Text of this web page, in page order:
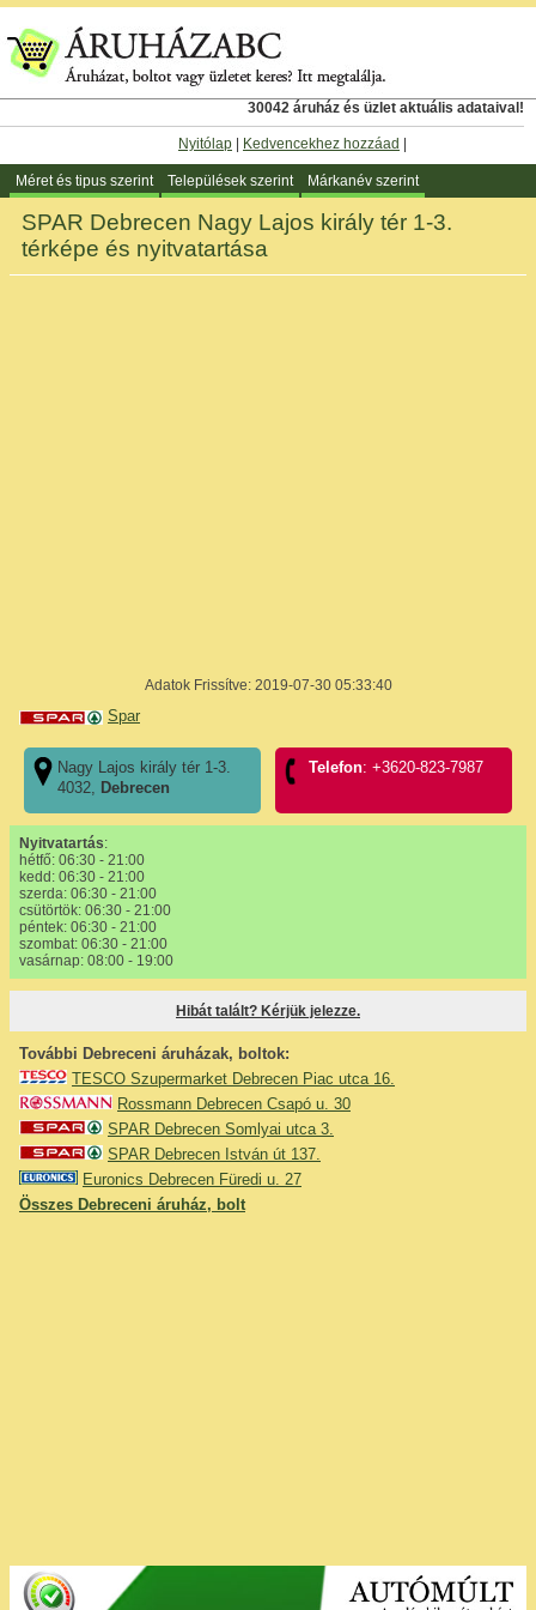
30042 áruház és üzlet aktuális adataival!
Nyitólap Kedvencekhez hozzáad
Méret és tipus szerint Települések szerint Márkanév szerint
SPAR Debrecen Nagy Lajos király tér 1-3.
térképe és nyitvatartása
Adatok Frissítve: 2019-07-30 05:33:40
Spar
Nagy Lajos király tér 1-3.
4032, Debrecen
Telefon: +3620-823-7987
Nyitvatartás:
hétfő: 06:30 - 21:00
kedd: 06:30 - 21:00
szerda: 06:30 - 21:00
csütörtök: 06:30 - 21:00
péntek: 06:30 - 21:00
szombat: 06:30 - 21:00
vasárnap: 08:00 - 19:00
Hibát talált? Kérjük jelezze.
További Debreceni áruházak, boltok:
TESCO Szupermarket Debrecen Piac utca 16.
Rossmann Debrecen Csapó u. 30
SPAR Debrecen Somlyai utca 3.
SPAR Debrecen István út 137.
Euronics Debrecen Füredi u. 27
Összes Debreceni áruház, bolt